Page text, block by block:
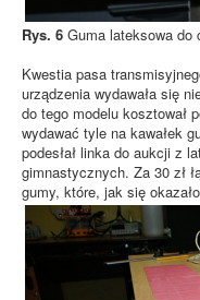
Rys. 6 Guma lateksowa
Kwestia pasa
urządzenia wydawała się
do tego modelu kosztował
wydawać tyle na kawałek
podesłał linka do aukcji z
gimnastycznych. Za 30 zł
gumy, które, jak się